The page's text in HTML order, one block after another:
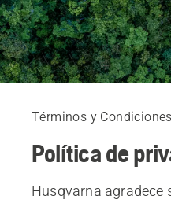
Términos y
Política de
Husqvarna agradece